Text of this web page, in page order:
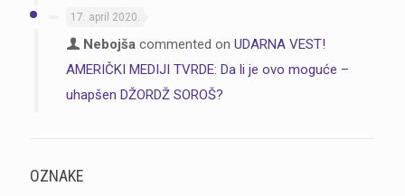
17. april 2020.
Nebojša commented on UDARNA VEST!
AMERIČKI MEDIJI TVRDE: Da li je ovo moguće –
uhapšen DŽORDŽ SOROŠ?
OZNAKE